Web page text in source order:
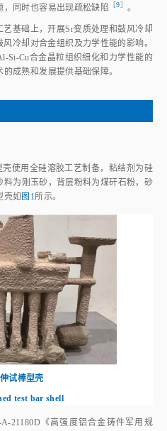
，同时也容易出现疏松缺 陷 ［9］ 。
艺基础上，开展Sr变质处理和鼓风冷却
冷却对合金组织及力学性能的影响。
合金晶粒组织细化和力学性能的
成熟和发展提供基础保障。
壳使用全硅溶胶工艺制备，粘结剂为硅
为刚玉砂，背层粉料为煤矸石粉，砂
壳如 图1所示。
试棒型壳
test bar shell
《高强度铝合金铸件军用规